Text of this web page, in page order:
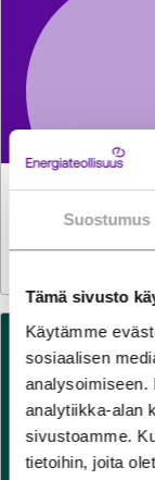
Suostumus
Tämä sivusto
Käytämme
sosiaalisen
analysoimiseen.
analytiikka-alan
sivustoamme.
tietoihin, joita
Lausunto
koskevasta